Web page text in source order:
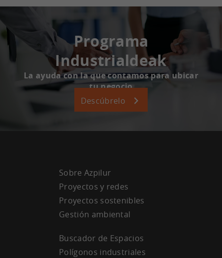
Programa
Industrialdeak
La ayuda con la que contamos para ubicar
tu negocio
Descúbrelo
Sobre Azpilur
Proyectos y redes
Proyectos sostenibles
Gestión ambiental
Buscador de Espacios
Polígonos industriales